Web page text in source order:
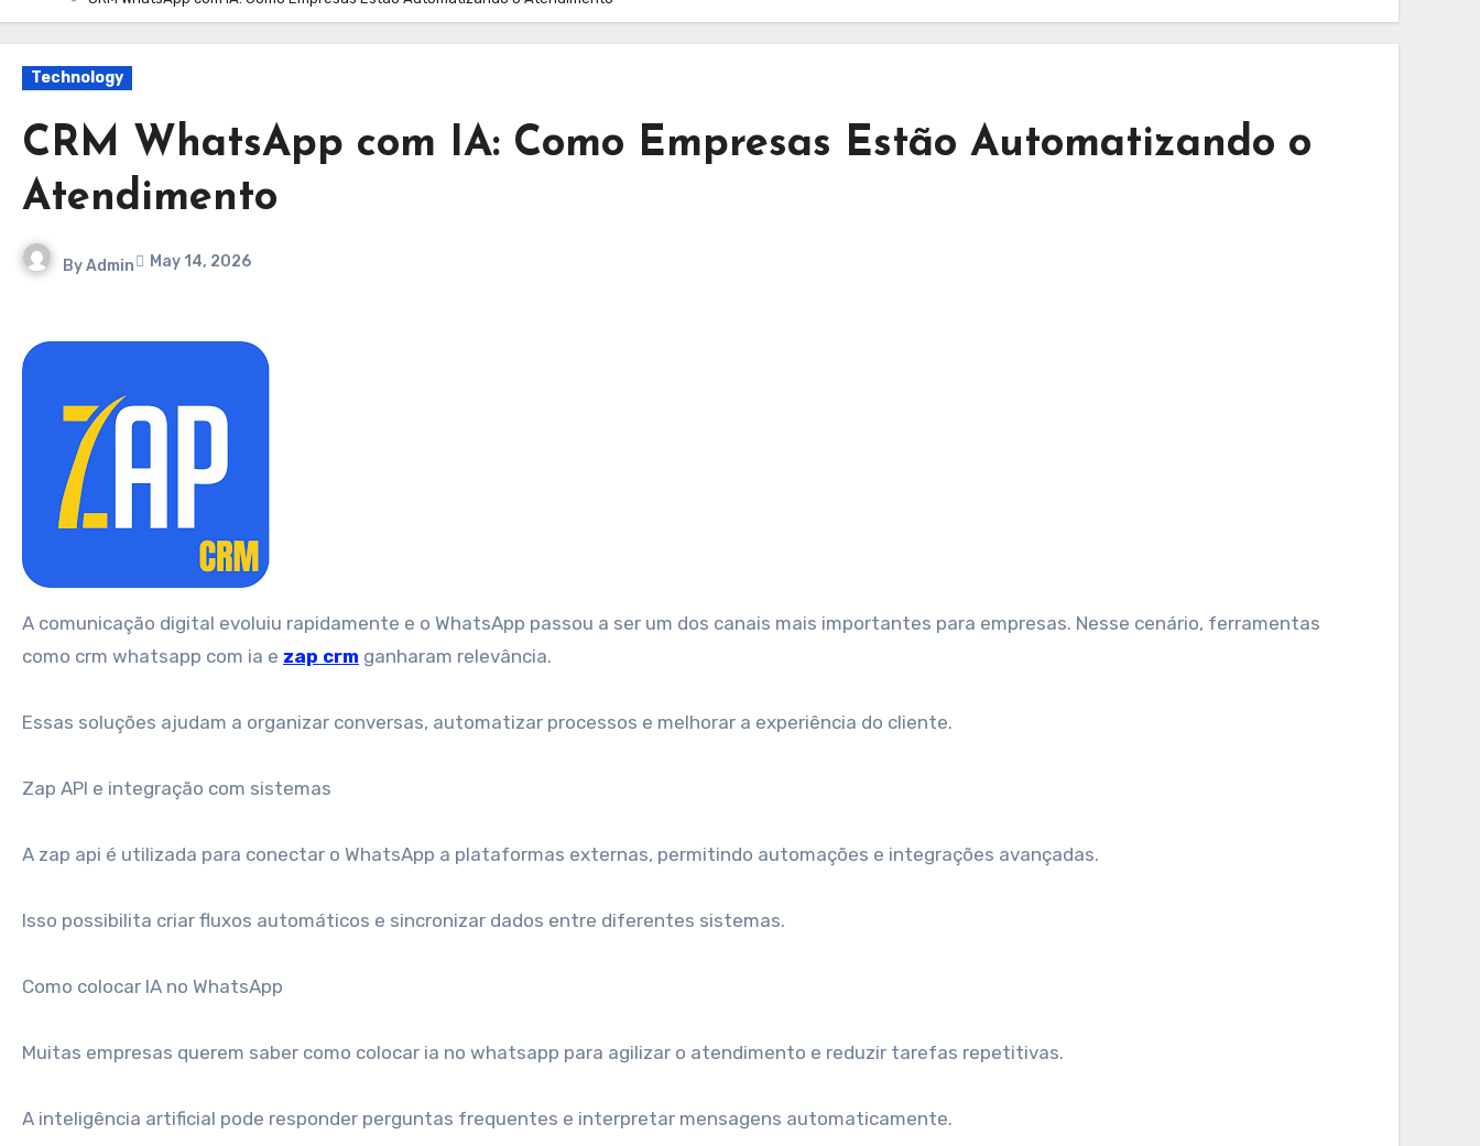
Technology
CRM WhatsApp com IA: Como Empresas Estão Automatizando o
Atendimento
ByAdmin May 14, 2026
A comunicação digital evoluiu rapidamente e o WhatsApp passou a ser um dos canais mais importantes para empresas. Nesse cenário, ferramentas
como crm whatsapp com ia e zap crm ganharam relevância.
Essas soluções ajudam a organizar conversas, automatizar processos e melhorar a experiência do cliente.
Zap API e integração com sistemas
A zap api é utilizada para conectar o WhatsApp a plataformas externas, permitindo automações e integrações avançadas.
Isso possibilita criar fluxos automáticos e sincronizar dados entre diferentes sistemas.
Como colocar IA no WhatsApp
Muitas empresas querem saber como colocar ia no whatsapp para agilizar o atendimento e reduzir tarefas repetitivas.
A inteligência artificial pode responder perguntas frequentes e interpretar mensagens automaticamente.